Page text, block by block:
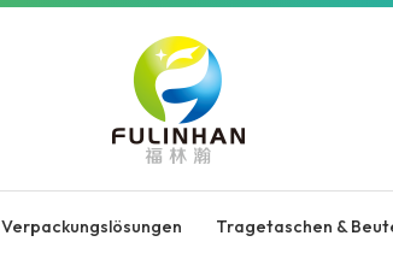
Verpackungslösungen Tragetaschen &